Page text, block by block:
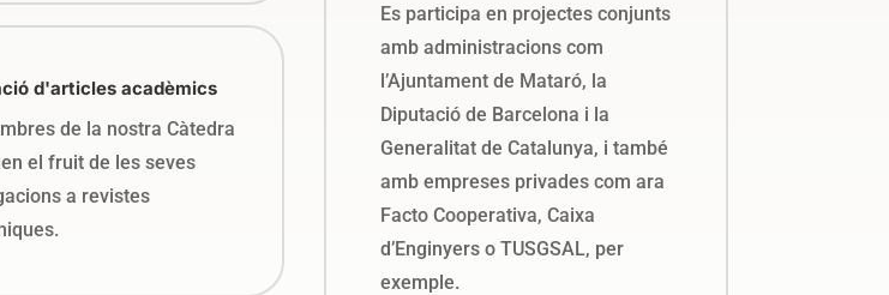
d'articles acadèmics
de la nostra Càtedra
el fruit de les seves
a revistes
Es participa en projectes conjunts
amb administracions com
l’Ajuntament de Mataró, la
Diputació de Barcelona i la
Generalitat de Catalunya, i també
amb empreses privades com ara
Facto Cooperativa, Caixa
d’Enginyers o TUSGSAL, per
exemple.